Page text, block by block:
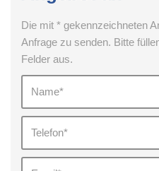
Die mit * gekennzeichneten
Anfrage zu senden. Bitte
Felder aus.